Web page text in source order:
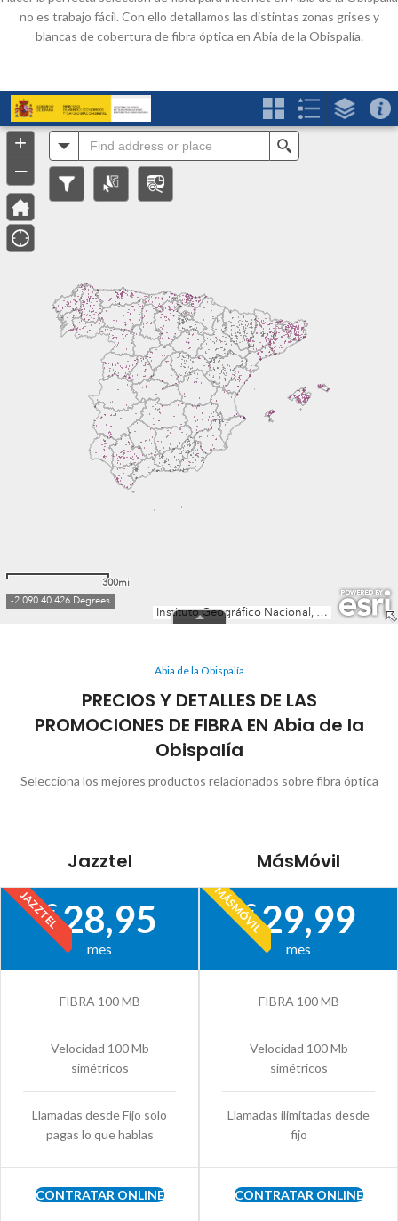
no es trabajo fácil. Con ello detallamos las distintas zonas grises y
blancas de cobertura de fibra óptica en Abia de la Obispalía.
Abia de la Obispalía
PRECIOS Y DETALLES DE LAS
PROMOCIONES DE FIBRA EN Abia de la
Obispalía
Selecciona los mejores productos relacionados sobre fibra óptica
Jazztel
JAZZTEL
€28,95
mes
FIBRA 100 MB
Velocidad 100 Mb
simétricos
Llamadas desde Fijo solo
pagas lo que hablas
CONTRATAR ONLINE
MásMóvil
MÁSMÓVIL
€29,99
mes
FIBRA 100 MB
Velocidad 100 Mb
simétricos
Llamadas ilimitadas desde
fijo
CONTRATAR ONLINE